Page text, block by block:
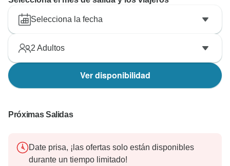
Selecciona la fecha
2 Adultos
Ver disponibilidad
Próximas Salidas
Date prisa, ¡las ofertas solo están disponibles
durante un tiempo limitado!